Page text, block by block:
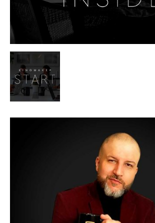
Branding
Padrão,
Premium